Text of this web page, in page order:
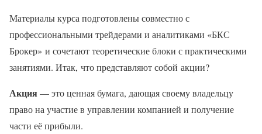
Материалы курса подготовлены совместно с
профессиональными трейдерами и аналитиками «БКС
Брокер» и сочетают теоретические блоки с практическими
занятиями. Итак, что представляют собой акции?
Акция— это ценная бумага, дающая своему владельцу
право на участие в управлении компанией и получение
части её прибыли.